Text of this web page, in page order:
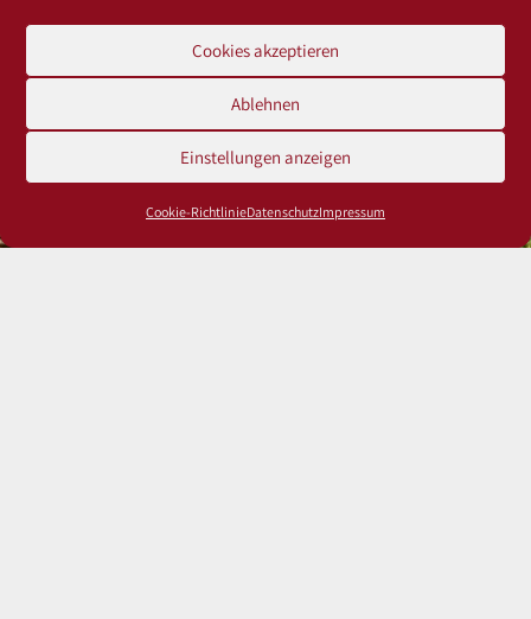
Cookies akzeptieren
Ablehnen
Einstellungen anzeigen
Cookie-RichtlinieDatenschutzImpressum